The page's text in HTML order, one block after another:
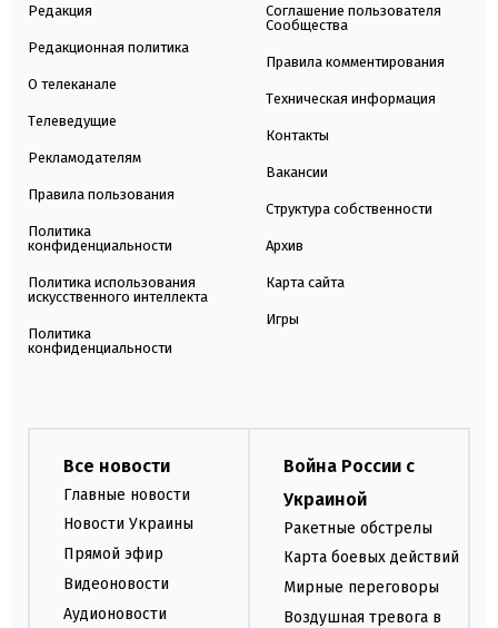
Редакция
Редакционная политика
О телеканале
Телеведущие
Рекламодателям
Правила пользования
Политика
конфиденциальности
Политика использования
искусственного интеллекта
Политика
конфиденциальности
Соглашение пользователя
Сообщества
Правила комментирования
Техническая информация
Контакты
Вакансии
Структура собственности
Архив
Карта сайта
Игры
Все новости
Главные новости
Новости Украины
Прямой эфир
Видеоновости
Аудионовости
Война России с
Украиной
Ракетные обстрелы
Карта боевых действий
Мирные переговоры
Воздушная тревога в